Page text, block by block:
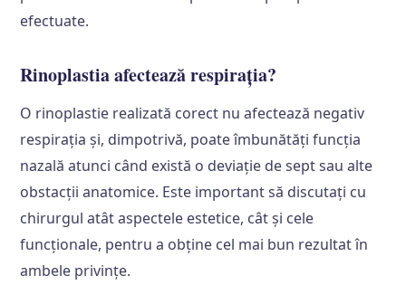
efectuate.
Rinoplastia afectează respirația?
O rinoplastie realizată corect nu afectează negativ
respirația și, dimpotrivă, poate îmbunătăți funcția
nazală atunci când există o deviație de sept sau alte
obstacții anatomice. Este important să discutați cu
chirurgul atât aspectele estetice, cât și cele
funcționale, pentru a obține cel mai bun rezultat în
ambele privințe.